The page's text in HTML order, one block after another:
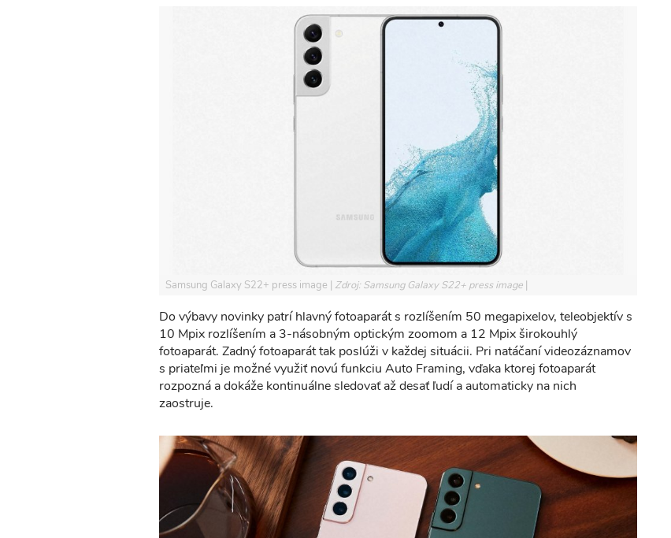
Samsung Galaxy S22+ press image Zdroj: Samsung Galaxy S22+ press image
Do výbavy novinky patrí hlavný fotoaparát s rozlíšením 50 megapixelov, teleobjektív s
10 Mpix rozlíšením a 3-násobným optickým zoomom a 12 Mpix širokouhlý
fotoaparát. Zadný fotoaparát tak poslúži v každej situácii. Pri natáčaní videozáznamov
s priateľmi je možné využiť novú funkciu Auto Framing, vďaka ktorej fotoaparát
rozpozná a dokáže kontinuálne sledovať až desať ľudí a automaticky na nich
zaostruje.